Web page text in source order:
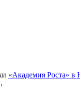
«Академия Роста» в